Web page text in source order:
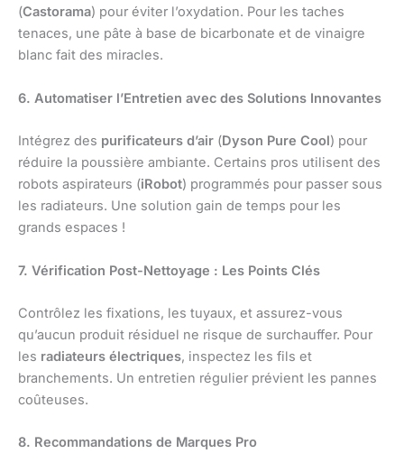
(Castorama) pour éviter l’oxydation. Pour les taches
tenaces, une pâte à base de bicarbonate et de vinaigre
blanc fait des miracles.
6. Automatiser l’Entretien avec des Solutions Innovantes
Intégrez des purificateurs d’air (Dyson Pure Cool) pour
réduire la poussière ambiante. Certains pros utilisent des
robots aspirateurs (iRobot) programmés pour passer sous
les radiateurs. Une solution gain de temps pour les
grands espaces !
7. Vérification Post-Nettoyage : Les Points Clés
Contrôlez les fixations, les tuyaux, et assurez-vous
qu’aucun produit résiduel ne risque de surchauffer. Pour
les radiateurs électriques, inspectez les fils et
branchements. Un entretien régulier prévient les pannes
coûteuses.
8. Recommandations de Marques Pro